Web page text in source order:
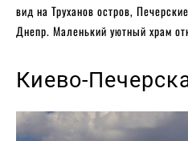
вид на Труханов остров,
Днепр. Маленький уютный храм
Киево-